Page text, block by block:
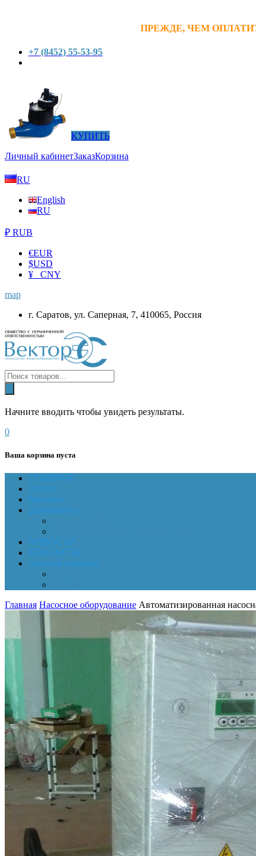
ПРЕЖДЕ, ЧЕМ
+7 (8452) 55-53-95
КУПИТЬ
Личный кабинетЗаказКорзина
RU
English
RU
₽ RUB
€EUR
$USD
¥ CNY
map
г. Саратов, ул. Саперная, 7, 410065, Россия
Начните вводить чтобы увидеть результаты.
0
Ваша корзина пуста
ГЛАВНАЯ
О НАС
Магазин
Документы
НОВОСТИ
КОНТАКТЫ
Личный кабинет
Главная Насосное оборудование Автоматизированная